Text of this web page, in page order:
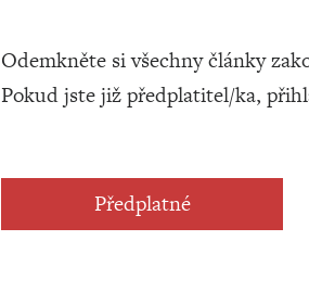
Odemkněte si všechny články
Pokud jste již předplatitel/ka,
Předplatné